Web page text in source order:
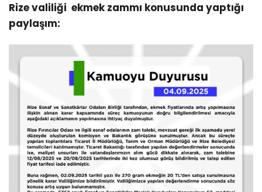
Rize valiliği ekmek zammı konusunda yaptığı
paylaşım: